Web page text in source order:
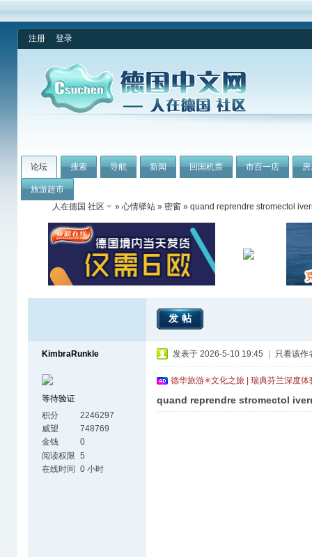
注册 登录
论坛 搜索 导航 新闻 回国机票 市百一店
旅游超市
人在德国 社区
» 心情驿站 » 密窗 » quand reprendre stromectol
发帖
KimbraRunkle
等待验证
积分
2246297
威望
748769
金钱
0
阅读权限 5
在线时间 0 小时
发表于 2026-5-10 19:45 只看该作
德华旅游✳文化之旅 | 瑞典芬兰深度
quand reprendre stromectol